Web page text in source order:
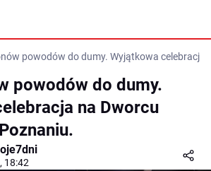
powodów do dumy. Wyjątkowa celebracja
powodów do dumy.
na Dworcu
18:42